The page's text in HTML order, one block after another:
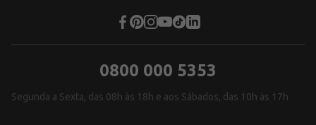
0800 000 5353
Segunda a Sexta, das 08h às 18h e aos Sábados, das 10h às 17h